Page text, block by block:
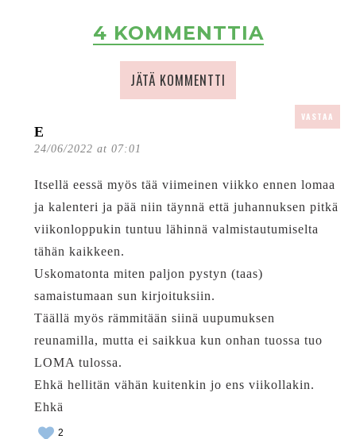
4 KOMMENTTIA
JÄTÄ KOMMENTTI
E
24/06/2022 at 07:01
VASTAA
Itsellä eessä myös tää viimeinen viikko ennen lomaa
ja kalenteri ja pää niin täynnä että juhannuksen pitkä
viikonloppukin tuntuu lähinnä valmistautumiselta
tähän kaikkeen.
Uskomatonta miten paljon pystyn (taas)
samaistumaan sun kirjoituksiin.
Täällä myös rämmitään siinä uupumuksen
reunamilla, mutta ei saikkua kun onhan tuossa tuo
LOMA tulossa.
Ehkä hellitän vähän kuitenkin jo ens viikollakin.
Ehkä
2